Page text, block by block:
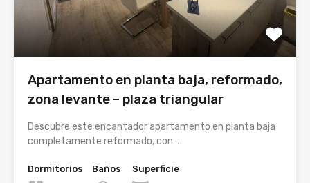
Apartamento en planta baja, reformado,
zona levante – plaza triangular
Descubre este encantador apartamento en planta baja
completamente reformado, con…
Dormitorios
Baños
Superficie